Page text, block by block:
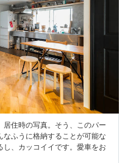
住時の写真。そう、このパー
ふうに格納することが可能な
し、カッコイイです。愛車をお